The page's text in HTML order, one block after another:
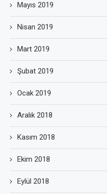
Mayıs 2019
Nisan 2019
Mart 2019
Şubat 2019
Ocak 2019
Aralık 2018
Kasım 2018
Ekim 2018
Eylül 2018